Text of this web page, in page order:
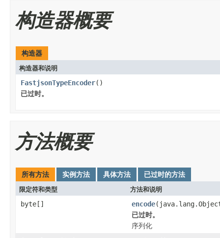
构造器概要
构造器
构造器和说明
FastjsonTypeEncoder()
已过时。
方法概要
所有方法 实例方法 具体方法 已过时的方法
限定符和类型 方法和说明
byte[] encode
已过时。
序列化